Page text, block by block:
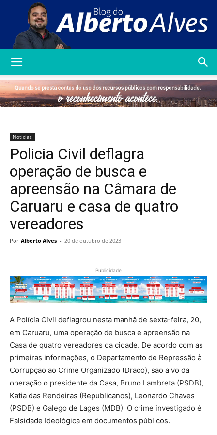
Alberto
Alves
Notícias
Policia Civil deflagra
operação de busca e
apreensão na Câmara de
Caruaru e casa de quatro
vereadores
Por Alberto Alves - 20 de outubro de 2023
Publicidade
A Polícia Civil deflagrou nesta manhã de sexta-feira, 20,
em Caruaru, uma operação de busca e apreensão na
Casa de quatro vereadores da cidade. De acordo com as
primeiras informações, o Departamento de Repressão à
Corrupção ao Crime Organizado (Draco), são alvo da
operação o presidente da Casa, Bruno Lambreta (PSDB),
Katia das Rendeiras (Republicanos), Leonardo Chaves
(PSDB) e Galego de Lages (MDB). O crime investigado é
Falsidade Ideológica em documentos públicos.